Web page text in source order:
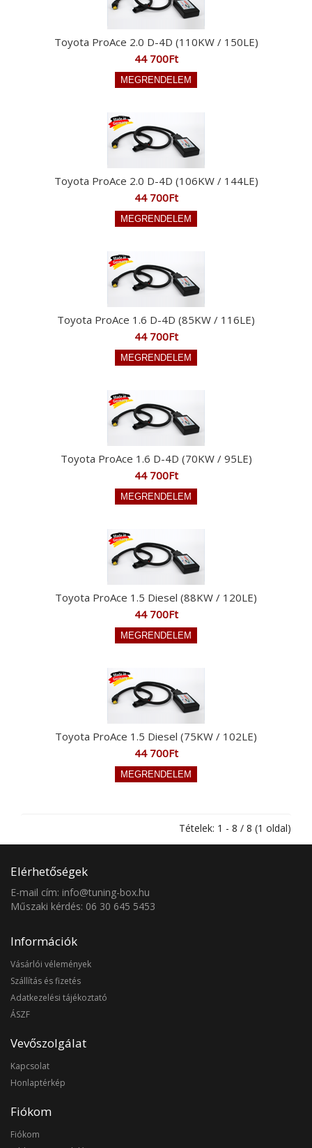
Toyota ProAce 2.0 D-4D (110KW / 150LE)
44 700Ft
Toyota ProAce 2.0 D-4D (106KW / 144LE)
44 700Ft
Toyota ProAce 1.6 D-4D (85KW / 116LE)
44 700Ft
Toyota ProAce 1.6 D-4D (70KW / 95LE)
44 700Ft
Toyota ProAce 1.5 Diesel (88KW / 120LE)
44 700Ft
Toyota ProAce 1.5 Diesel (75KW / 102LE)
44 700Ft
Tételek: 1 - 8 / 8 (1 oldal)
Elérhetőségek
E-mail cím: info@tuning-box.hu
Műszaki kérdés: 06 30 645 5453
Információk
Vásárlói vélemények
Szállítás és fizetés
Adatkezelési tájékoztató
ÁSZF
Vevőszolgálat
Kapcsolat
Honlaptérkép
Fiókom
Fiókom